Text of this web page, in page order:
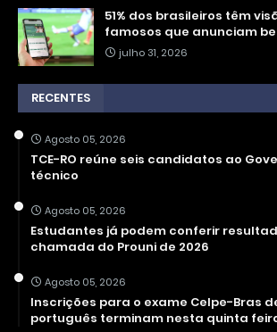
51% dos brasileiros têm
famosos que anunciam
julho 31, 2026
RECENTES
Agosto 05, 2026
TCE-RO reúne seis candidatos ao
técnico
Agosto 05, 2026
Estudantes já podem conferir
chamada do Prouni de 2026
Agosto 05, 2026
Inscrições para o exame Celpe-Bras
português terminam nesta quinta